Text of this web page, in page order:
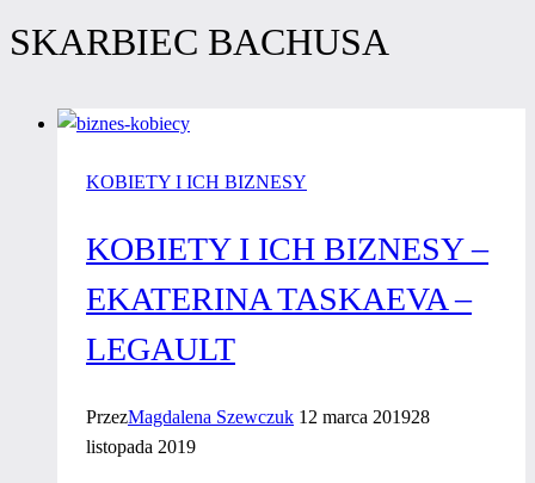
SKARBIEC BACHUSA
KOBIETY I ICH BIZNESY
KOBIETY I ICH BIZNESY –
EKATERINA TASKAEVA –
LEGAULT
PrzezMagdalena Szewczuk 12 marca 201928
listopada 2019